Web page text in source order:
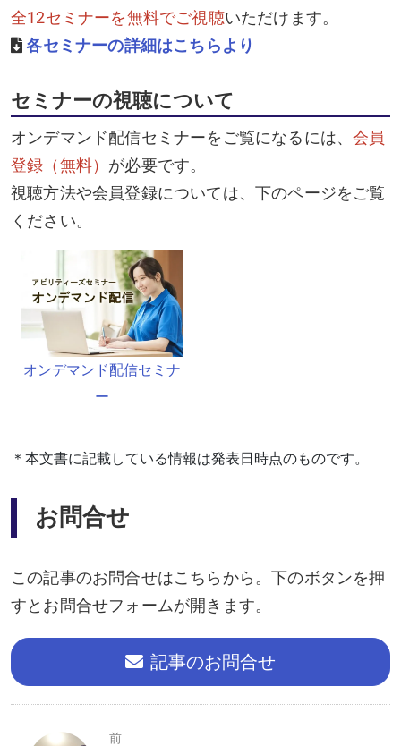
全12セミナーを無料でご視聴いただけます。
各セミナーの詳細はこちらより
セミナーの視聴について
オンデマンド配信セミナーをご覧になるには、会員
登録（無料） が必要です。
視聴方法や会員登録については、下のページをご覧
ください。
オンデマンド配信セミナ
ー
＊本⽂書に記載している情報は発表⽇時点のものです。
お問合せ
この記事のお問合せはこちらから。下のボタンを押
すとお問合せフォームが開きます。
記事のお問合せ
前